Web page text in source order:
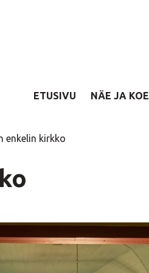
ETUSIVU NÄE JA KOE
enkelin kirkko